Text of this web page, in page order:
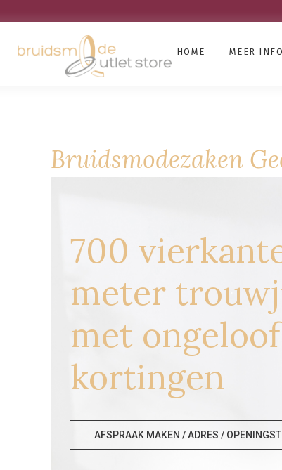
HOME MEER
Bruidsmodezaken
700
meter
met
kortingen
AFSPRAAK MAKEN / ADRES /
Bruidsmodezaken Geel